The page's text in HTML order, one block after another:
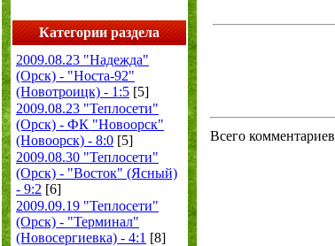
Категории раздела
2009.08.23 "Надежда"
(Орск) - "Носта-92"
(Новотроицк) - 1:5 [5]
2009.08.23 "Теплосети"
(Орск) - ФК "Новоорск"
(Новоорск) - 8:0 [5]
2009.08.30 "Теплосети"
(Орск) - "Восток" (Ясный)
- 9:2 [6]
2009.09.19 "Теплосети"
(Орск) - "Терминал"
(Новосергиевка) - 4:1 [8]
Всего комментариев